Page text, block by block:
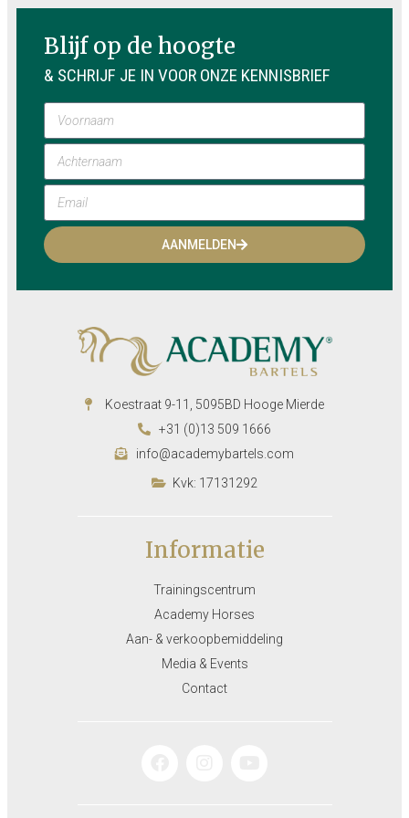
Blijf op de hoogte
& SCHRIJF JE IN VOOR ONZE KENNISBRIEF
AANMELDEN
Koestraat 9-11, 5095BD Hooge Mierde
+31 (0)13 509 1666
info@academybartels.com
Kvk: 17131292
Informatie
Trainingscentrum
Academy Horses
Aan- & verkoopbemiddeling
Media & Events
Contact